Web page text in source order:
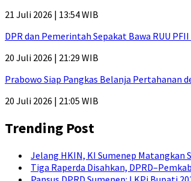
21 Juli 2026 | 13:54 WIB
DPR dan Pemerintah Sepakat Bawa RUU
20 Juli 2026 | 21:29 WIB
Prabowo Siap Pangkas Belanja Pertahanan
20 Juli 2026 | 21:05 WIB
Trending Post
Jelang HKIN, KI Sumenep
Tiga Raperda Disahkan,